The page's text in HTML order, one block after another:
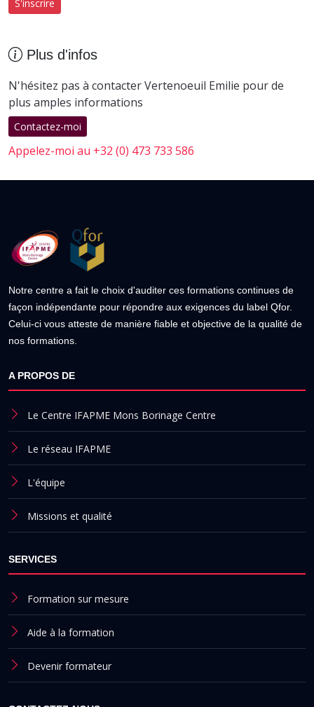
S'inscrire
Plus d'infos
N'hésitez pas à contacter Vertenoeuil Emilie pour de
plus amples informations
Contactez-moi
Appelez-moi au +32 (0) 473 733 586
Notre centre a fait le choix d'auditer ces formations continues de
façon indépendante pour répondre aux exigences du label Qfor.
Celui-ci vous atteste de manière fiable et objective de la qualité de
nos formations.
A PROPOS DE
Le Centre IFAPME Mons Borinage Centre
Le réseau IFAPME
L'équipe
Missions et qualité
SERVICES
Formation sur mesure
Aide à la formation
Devenir formateur